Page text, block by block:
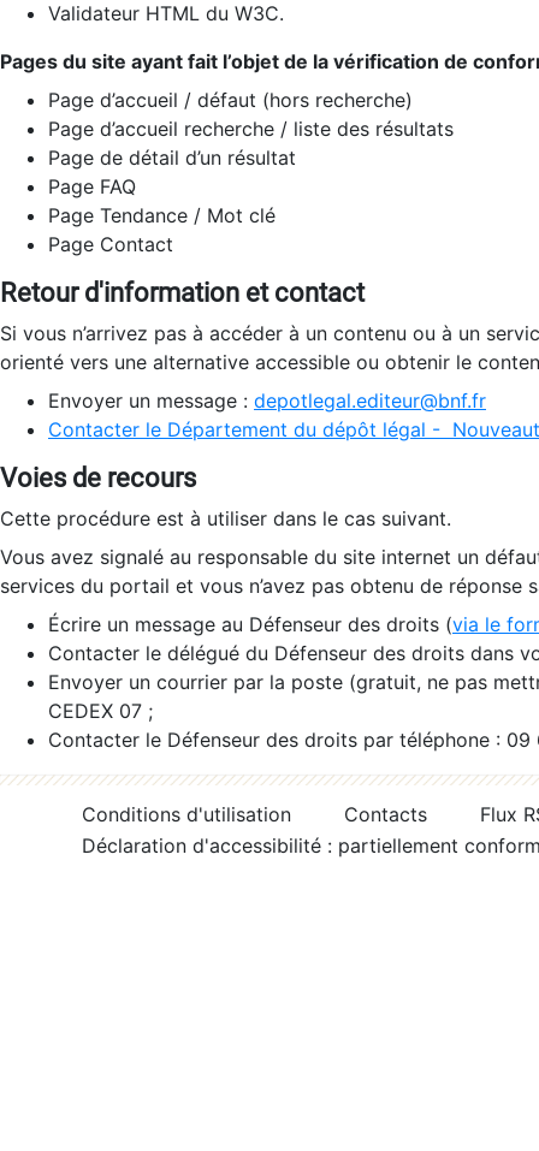
Validateur HTML du W3C.
Pages du site ayant fait l’objet de la vérification de
Page d’accueil / défaut (hors recherche)
Page d’accueil recherche / liste des résultats
Page de détail d’un résultat
Page FAQ
Page Tendance / Mot clé
Page Contact
Retour d'information et contact
Si vous n’arrivez pas à accéder à un contenu ou à un
orienté vers une alternative accessible ou obtenir le
Envoyer un message : depotlegal.editeur@bnf.fr
Contacter le Département du dépôt légal -
Voies de recours
Cette procédure est à utiliser dans le cas suivant.
Vous avez signalé au responsable du site internet un
services du portail et vous n’avez pas obtenu de réponse
Écrire un message au Défenseur des droits (via le
Contacter le délégué du Défenseur des droits dans
Envoyer un courrier par la poste (gratuit, ne pas
CEDEX 07 ;
Contacter le Défenseur des droits par téléphone :
Conditions d'utilisation Contacts
Flux
Déclaration d'accessibilité : partiellement